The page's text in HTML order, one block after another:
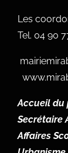
Les
Tel. 04 90
Accueil du
Secrétaire
Affaires